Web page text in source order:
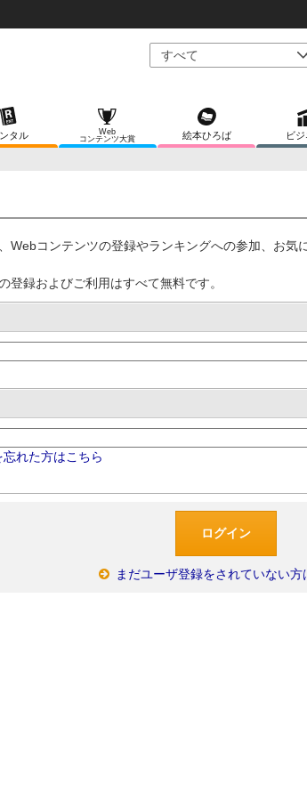
タル
Web
コンテンツ大賞
絵本ひろば ビ
Webコンテンツの登録やランキングへの参加、お気
登録およびご利用はすべて無料です。
れた方はこちら
まだユーザ登録をされていない方